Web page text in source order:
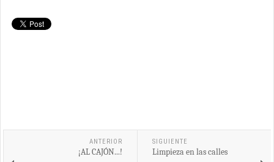
ANTERIOR
¡AL CAJÓN...!
SIGUIENTE
Limpieza en las calles